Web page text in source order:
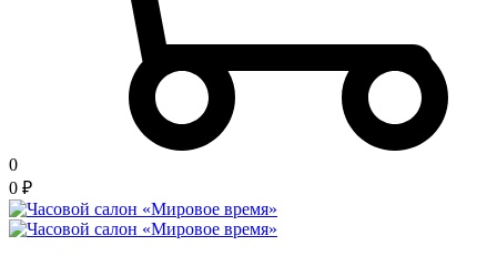
0
0 ₽